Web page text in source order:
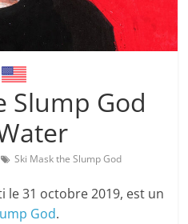
Slump God
Ski Mask the Slump God
le 31 octobre 2019, est un
God.